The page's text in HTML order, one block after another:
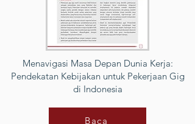
Menavigasi Masa Depan Dunia Kerja:
Pendekatan Kebijakan untuk Pekerjaan Gig
di Indonesia
Baca